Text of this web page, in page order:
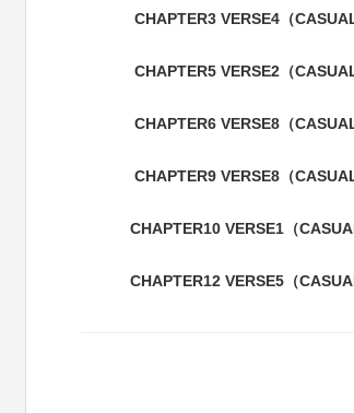
CHAPTER3 VERSE4（
CHAPTER5 VERSE2（
CHAPTER6 VERSE8（
CHAPTER9 VERSE8（
CHAPTER10 VERSE1（
CHAPTER12 VERSE5（